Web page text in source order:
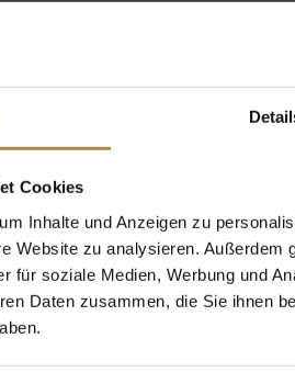
Cookies
Inhalte und Anzeigen zu
Website zu analysieren.
für soziale Medien, Werbung und
Daten zusammen, die Sie ihnen